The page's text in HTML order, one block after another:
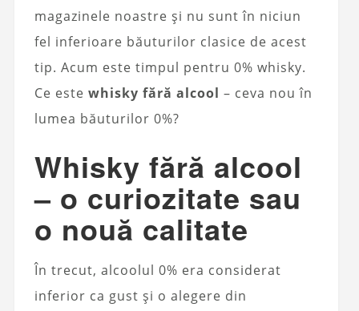
magazinele noastre și nu sunt în niciun
fel inferioare băuturilor clasice de acest
tip. Acum este timpul pentru 0% whisky.
Ce este whisky fără alcool – ceva nou în
lumea băuturilor 0%?
Whisky fără alcool
– o curiozitate sau
o nouă calitate
În trecut, alcoolul 0% era considerat
inferior ca gust și o alegere din